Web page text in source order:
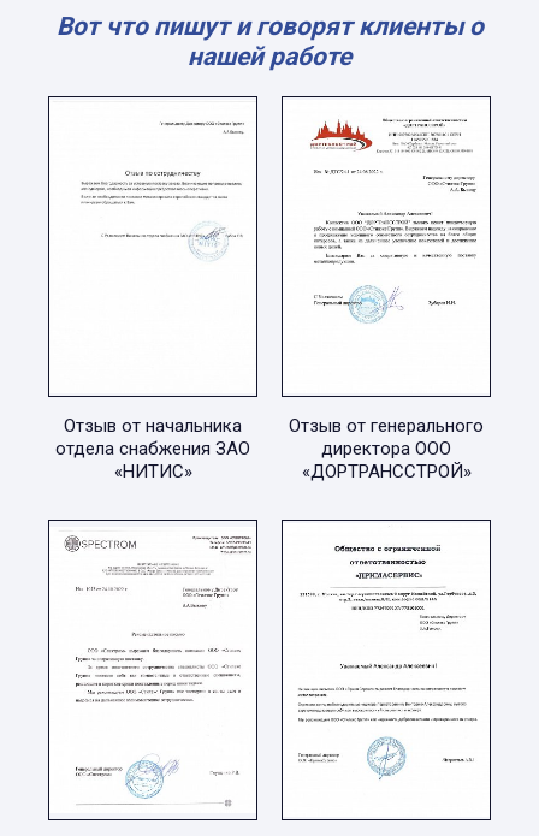
Вот что пишут и говорят клиенты о
нашей работе
Отзыв от начальника
отдела снабжения ЗАО
«НИТИС»
Отзыв от генерального
директора ООО
«ДОРТРАНССТРОЙ»